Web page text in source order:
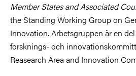
Member States and Associated
the Standing Working Group on
Innovation. Arbetsgruppen är en
forsknings- och
Reasearch Area and Innovation